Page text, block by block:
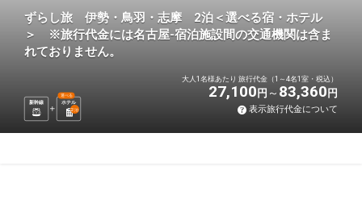
ずらし旅 伊勢・鳥羽・志摩 2泊＜選べる宿・ホテル
＞ ※旅行代金には名古屋-宿泊施設間の交通機関は含ま
れておりません。
新幹線 ホテル
選べる
2泊
大人1名様あたり 旅行代金（1～4名1室・税込）
27,100 円 83,360 円
表示旅行代金について